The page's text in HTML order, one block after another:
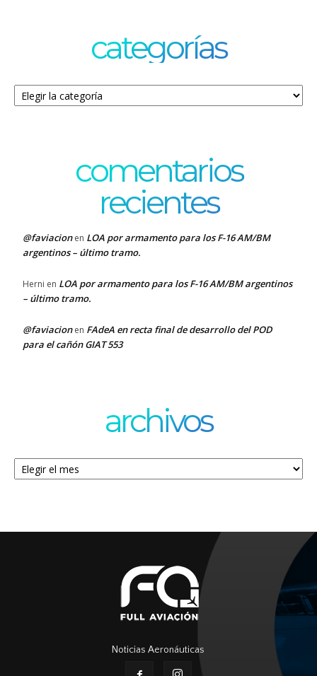
categorías
Categorías
comentarios
recientes
@faviacionen LOA por armamento para los F-16 AM/BM
argentinos – último tramo.
Herni en LOA por armamento para los F-16 AM/BM argentinos
– último tramo.
@faviacionen FAdeA en recta final de desarrollo del POD
para el cañón GIAT 553
archivos
Archivos
Noticias Aeronáuticas